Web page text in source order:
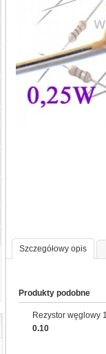
Szczegółowy opis
Produkty podobne
Rezystor węglowy
0.10